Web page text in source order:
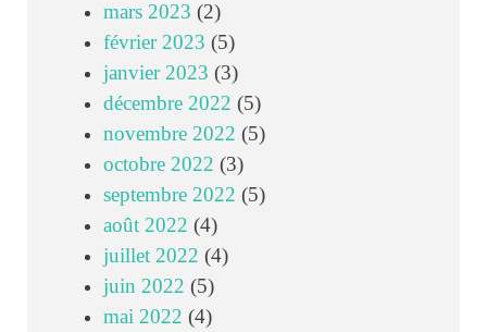
mars 2023 (2)
février 2023 (5)
janvier 2023 (3)
décembre 2022 (5)
novembre 2022 (5)
octobre 2022 (3)
septembre 2022 (5)
août 2022 (4)
juillet 2022 (4)
juin 2022 (5)
mai 2022 (4)